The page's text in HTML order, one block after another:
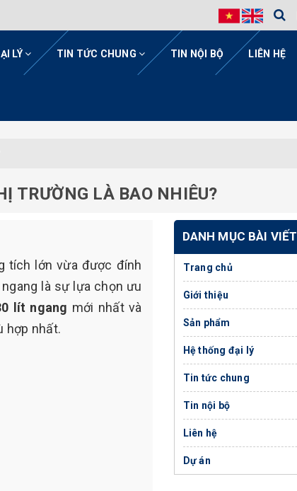
LÝ TIN TỨC CHUNG TIN NỘI BỘ LIÊN HỆ
TRƯỜNG LÀ BAO NHIÊU?
tích lớn vừa được đính
là sự lựa chọn ưu
lít ngang mới nhất và
hợp nhất.
DANH MỤC BÀI VIẾT
Trang chủ
Giới thiệu
Sản phẩm
Hệ thống đại lý
Tin tức chung
Tin nội bộ
Liên hệ
Dự án